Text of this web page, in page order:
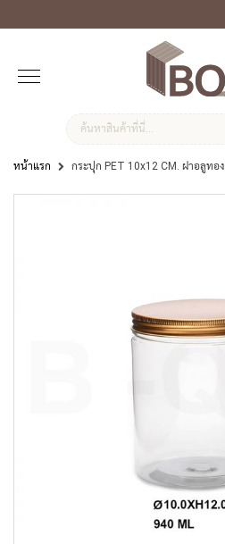
หน้าแรก กระปุก PET 10x12 CM. ฝาอลูทอง